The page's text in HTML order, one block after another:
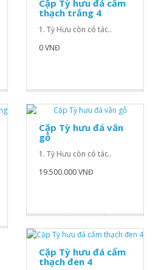
Cặp Tỳ hưu đá cẩm
thạch trắng 4
1. Tỳ Hưu còn có tác..
0 VNĐ
Cặp Tỳ hưu đá vân
gỗ
1. Tỳ Hưu còn có tác..
19.500.000 VNĐ
Cặp Tỳ hưu đá cẩm
thạch đen 4